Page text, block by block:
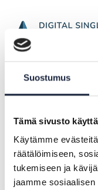
Suostumus
Tämä sivusto
Käytämme
räätälöimiseen,
tukemiseen ja
jaamme
Frontpage
28.05.2026
SDGr
May 2026